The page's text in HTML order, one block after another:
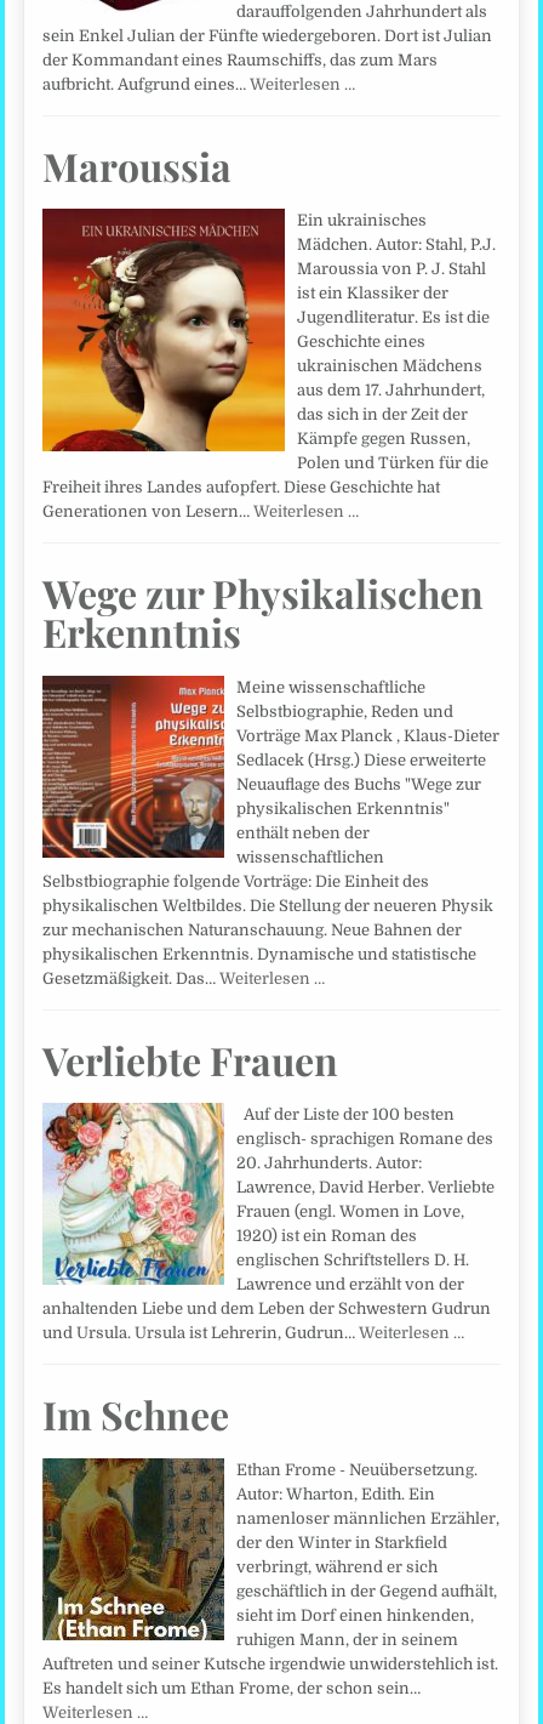
darauffolgenden Jahrhundert als
sein Enkel Julian der Fünfte wiedergeboren. Dort ist Julian
der Kommandant eines Raumschiffs, das zum Mars
aufbricht. Aufgrund eines…Weiterlesen …
Maroussia
Ein ukrainisches
Mädchen. Autor: Stahl, P.J.
Maroussia von P. J. Stahl
ist ein Klassiker der
Jugendliteratur. Es ist die
Geschichte eines
ukrainischen Mädchens
aus dem 17. Jahrhundert,
das sich in der Zeit der
Kämpfe gegen Russen,
Polen und Türken für die
Freiheit ihres Landes aufopfert. Diese Geschichte hat
Generationen von Lesern…Weiterlesen …
Wege zur Physikalischen
Erkenntnis
Meine wissenschaftliche
Selbstbiographie, Reden und
Vorträge Max Planck , Klaus-Dieter
Sedlacek (Hrsg.) Diese erweiterte
Neuauflage des Buchs "Wege zur
physikalischen Erkenntnis"
enthält neben der
wissenschaftlichen
Selbstbiographie folgende Vorträge: Die Einheit des
physikalischen Weltbildes. Die Stellung der neueren Physik
zur mechanischen Naturanschauung. Neue Bahnen der
physikalischen Erkenntnis. Dynamische und statistische
Gesetzmäßigkeit. Das…Weiterlesen …
Verliebte Frauen
Auf der Liste der 100 besten
englisch- sprachigen Romane des
20. Jahrhunderts. Autor:
Lawrence, David Herber. Verliebte
Frauen (engl. Women in Love,
1920) ist ein Roman des
englischen Schriftstellers D. H.
Lawrence und erzählt von der
anhaltenden Liebe und dem Leben der Schwestern Gudrun
und Ursula. Ursula ist Lehrerin, Gudrun…Weiterlesen …
Im Schnee
Ethan Frome - Neuübersetzung.
Autor: Wharton, Edith. Ein
namenloser männlichen Erzähler,
der den Winter in Starkfield
verbringt, während er sich
geschäftlich in der Gegend aufhält,
sieht im Dorf einen hinkenden,
ruhigen Mann, der in seinem
Auftreten und seiner Kutsche irgendwie unwiderstehlich ist.
Es handelt sich um Ethan Frome, der schon sein…
Weiterlesen …